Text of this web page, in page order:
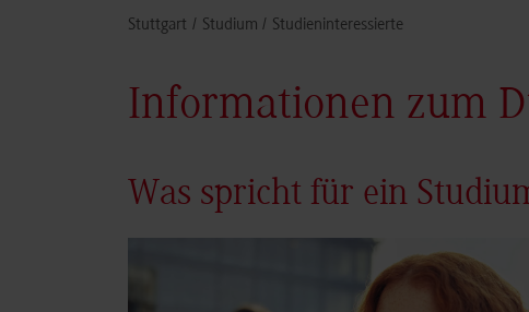
Stuttgart Studium Studieninteressierte
Informationen zum
Was spricht für ein